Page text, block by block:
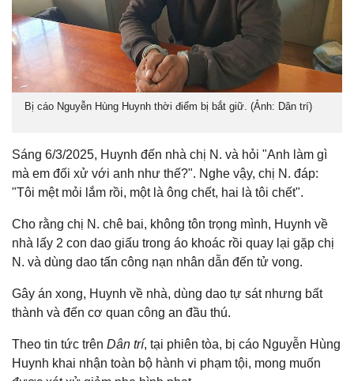
Bị cáo Nguyễn Hùng Huynh thời điểm bị bắt giữ. (Ảnh: Dân trí)
Sáng 6/3/2025, Huynh đến nhà chị N. và hỏi "Anh làm gì
mà em đối xử với anh như thế?". Nghe vậy, chị N. đáp:
"Tôi mệt mỏi lắm rồi, một là ông chết, hai là tôi chết".
Cho rằng chị N. chê bai, không tôn trọng mình, Huynh về
nhà lấy 2 con dao giấu trong áo khoác rồi quay lại gặp chị
N. và dùng dao tấn công nạn nhân dẫn đến tử vong.
Gây án xong, Huynh về nhà, dùng dao tự sát nhưng bất
thành và đến cơ quan công an đầu thú.
Theo tin tức trên Dân trí, tại phiên tòa, bị cáo Nguyễn Hùng
Huynh khai nhận toàn bộ hành vi phạm tội, mong muốn